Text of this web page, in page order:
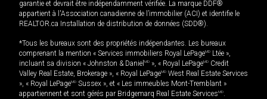
garantie et devrait être indépendamment vérifiée. La marque DDF®
appartient à l'Association canadienne de l’immobilier (ACI) et identifie le
REALTOR.ca Installation de distribution de données (SDD®).
*Tous les bureaux sont des propriétés indépendantes. Les bureaux
comprenant la mention « Services immobiliers Royal LePageMD Ltée »,
incluant sa division « Johnston & Daniel MD », « Royal LePageMD Credit
Valley Real Estate, Brokerage », « Royal LePageMD West Real Estate Services
», « Royal LePageMD Sussex », et « Les immeubles Mont-Tremblant »
appartiennent et sont gérés par Bridgemarq Real Estate ServicesMD.